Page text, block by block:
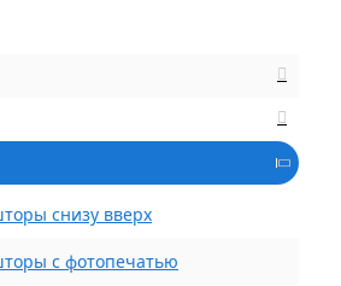
снизу вверх
с фотопечатью